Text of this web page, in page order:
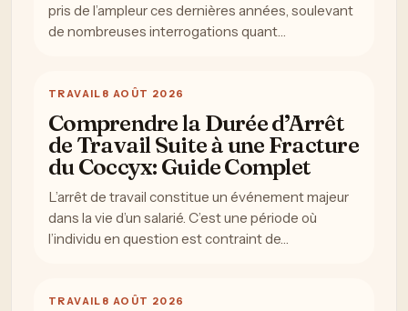
pris de l’ampleur ces dernières années, soulevant
de nombreuses interrogations quant…
TRAVAIL 8 AOÛT 2026
Comprendre la Durée d’Arrêt
de Travail Suite à une Fracture
du Coccyx: Guide Complet
L’arrêt de travail constitue un événement majeur
dans la vie d’un salarié. C’est une période où
l’individu en question est contraint de…
TRAVAIL 8 AOÛT 2026